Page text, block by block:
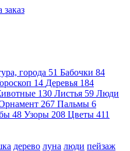
города 51 Бабочки 84
14 Деревья 184
130 Листья 59 Люди
267 Пальмы 6
48 Узоры 208 Цветы 411
дерево луна люди пейзаж